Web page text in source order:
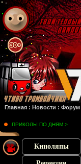
Главная : Новости : Форум
: :28 лет спустя: :
ПРИКОЛЫ ПО ДНЯМ >
Киноляпы